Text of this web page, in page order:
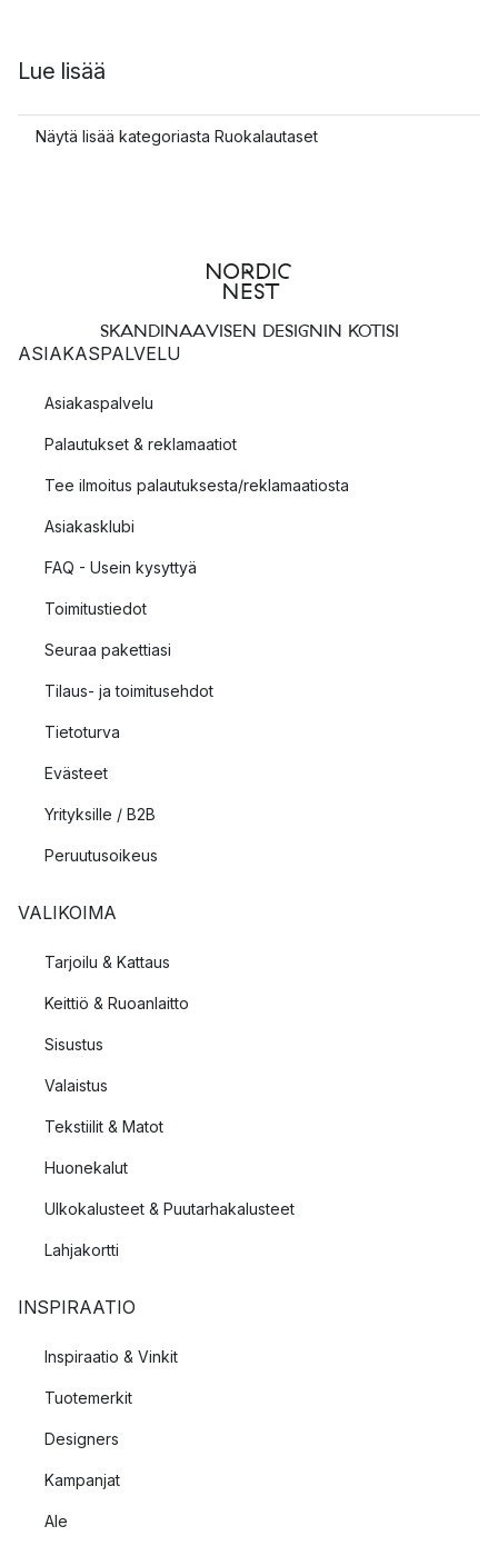
Lue lisää
Näytä lisää kategoriasta Ruokalautaset
SKANDINAAVISEN DESIGNIN KOTISI
ASIAKASPALVELU
Asiakaspalvelu
Palautukset & reklamaatiot
Tee ilmoitus palautuksesta/reklamaatiosta
Asiakasklubi
FAQ - Usein kysyttyä
Toimitustiedot
Seuraa pakettiasi
Tilaus- ja toimitusehdot
Tietoturva
Evästeet
Yrityksille / B2B
Peruutusoikeus
VALIKOIMA
Tarjoilu & Kattaus
Keittiö & Ruoanlaitto
Sisustus
Valaistus
Tekstiilit & Matot
Huonekalut
Ulkokalusteet & Puutarhakalusteet
Lahjakortti
INSPIRAATIO
Inspiraatio & Vinkit
Tuotemerkit
Designers
Kampanjat
Ale